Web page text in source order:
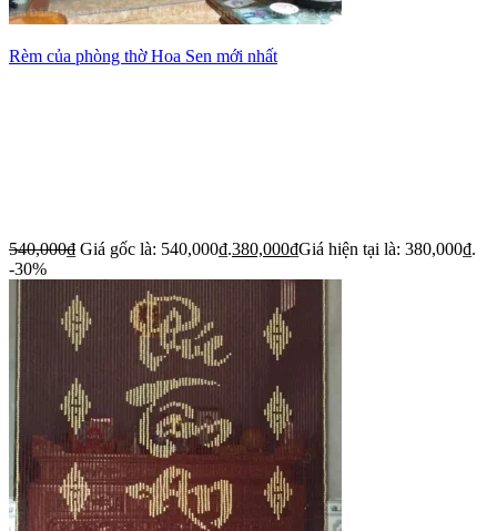
Rèm của phòng thờ Hoa Sen mới nhất
540,000₫ Giá gốc là: 540,000₫.380,000₫Giá hiện tại là: 380,000₫.
-30%